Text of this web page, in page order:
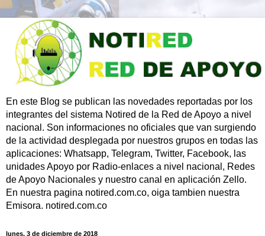
En este Blog se publican las novedades reportadas por los
integrantes del sistema Notired de la Red de Apoyo a nivel
nacional. Son informaciones no oficiales que van surgiendo
de la actividad desplegada por nuestros grupos en todas las
aplicaciones: Whatsapp, Telegram, Twitter, Facebook, las
unidades Apoyo por Radio-enlaces a nivel nacional, Redes
de Apoyo Nacionales y nuestro canal en aplicación Zello.
En nuestra pagina notired.com.co, oiga tambien nuestra
Emisora. notired.com.co
lunes, 3 de diciembre de 2018